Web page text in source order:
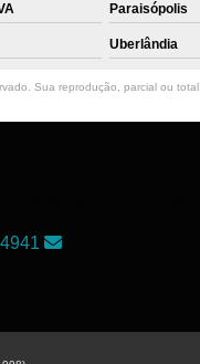
Paraisópolis
Uberlândia
Sua reprodução, parcial ou